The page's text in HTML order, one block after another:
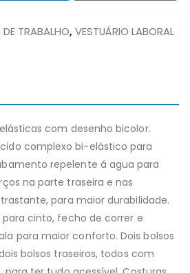
TRABALHO,VESTUÁRIO LABORAL
com desenho bicolor.
complexo bi-elástico para
repelente á agua para
na parte traseira e nas
para maior durabilidade.
cinto, fecho de correr e
para maior conforto. Dois bolsos
bolsos traseiros, todos com